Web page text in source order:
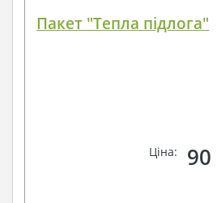
Пакет "Тепла підлога"
Ціна: 90